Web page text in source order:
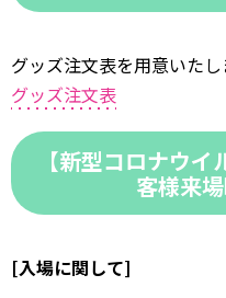
グッズ注文表を用意いた
グッズ注文表
【新型コロナウ
客様来
[入場に関して]